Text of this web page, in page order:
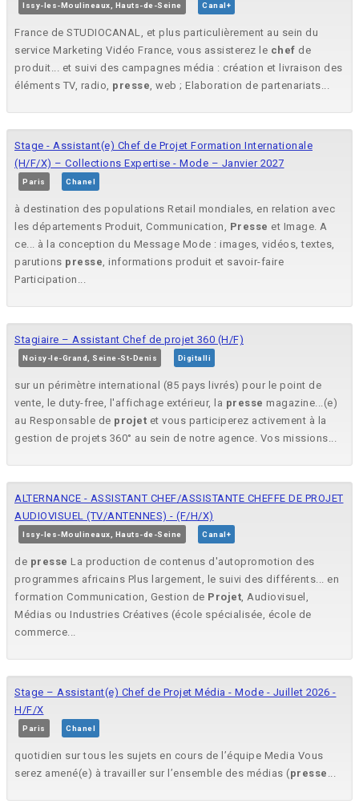
Issy-les-Moulineaux, Hauts-de-Seine Canal+
France de STUDIOCANAL, et plus particulièrement au sein du
service Marketing Vidéo France, vous assisterez le chef de
produit... et suivi des campagnes média : création et livraison des
éléments TV, radio, presse, web ; Elaboration de partenariats...
Stage - Assistant(e) Chef de Projet Formation Internationale
(H/F/X) – Collections Expertise - Mode – Janvier 2027
Paris Chanel
à destination des populations Retail mondiales, en relation avec
les départements Produit, Communication, Presse et Image. A
ce... à la conception du Message Mode : images, vidéos, textes,
parutions presse, informations produit et savoir-faire
Participation...
Stagiaire – Assistant Chef de projet 360 (H/F)
Noisy-le-Grand, Seine-St-Denis Digitalli
sur un périmètre international (85 pays livrés) pour le point de
vente, le duty-free, l'affichage extérieur, la presse magazine...(e)
au Responsable de projet et vous participerez activement à la
gestion de projets 360° au sein de notre agence. Vos missions...
ALTERNANCE - ASSISTANT CHEF/ASSISTANTE CHEFFE DE PROJET
AUDIOVISUEL (TV/ANTENNES) - (F/H/X)
Issy-les-Moulineaux, Hauts-de-Seine Canal+
de presse La production de contenus d'autopromotion des
programmes africains Plus largement, le suivi des différents... en
formation Communication, Gestion de Projet, Audiovisuel,
Médias ou Industries Créatives (école spécialisée, école de
commerce...
Stage – Assistant(e) Chef de Projet Média - Mode - Juillet 2026 -
H/F/X
Paris Chanel
quotidien sur tous les sujets en cours de l’équipe Media Vous
serez amené(e) à travailler sur l’ensemble des médias (presse ...